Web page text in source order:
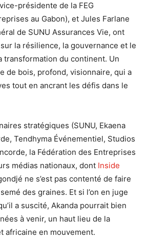
présidente de la FEG
au Gabon), et Jules Farlane
de SUNU Assurances Vie, ont
la résilience, la gouvernance et le
transformation du continent. Un
de bois, profond, visionnaire, qui a
tout en ancrant les défis dans le
stratégiques (SUNU, Ekaena
Tendhyma Événementiel, Studios
la Fédération des Entreprises
médias nationaux, dont Inside
ne s’est pas contenté de faire
des graines. Et si l’on en juge
a suscité, Akanda pourrait bien
à venir, un haut lieu de la
africaine en mouvement.